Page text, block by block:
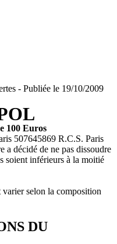
- Publiée le 19/10/2009
100 Euros
507645869 R.C.S. Paris
décidé de ne pas dissoudre
soient inférieurs à la moitié
selon la composition
DU